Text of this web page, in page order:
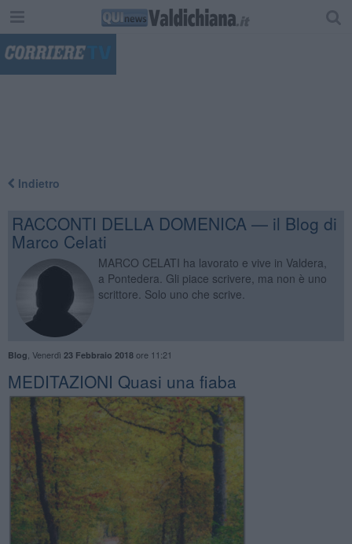
Indietro
RACCONTI DELLA DOMENICA — il Blog di
Marco Celati
MARCO CELATI ha lavorato e vive in Valdera,
a Pontedera. Gli piace scrivere, ma non è uno
scrittore. Solo uno che scrive.
Blog Venerdì 23 Febbraio 2018ore 11:21
MEDITAZIONI Quasi una fiaba